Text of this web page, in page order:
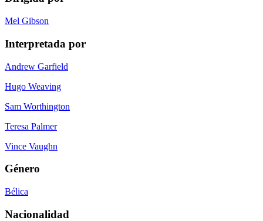
Mel Gibson
Interpretada por
Andrew Garfield
Hugo Weaving
Sam Worthington
Teresa Palmer
Vince Vaughn
Género
Bélica
Nacionalidad